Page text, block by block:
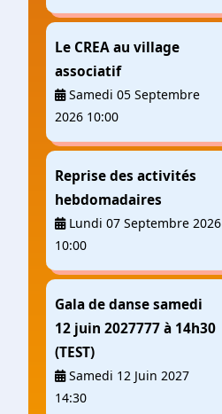
Le CREA au village
associatif
Samedi 05 Septembre
2026 10:00
Reprise des activités
hebdomadaires
Lundi 07 Septembre 2026
10:00
Gala de danse samedi
12 juin 2027777 à 14h30
(TEST)
Samedi 12 Juin 2027
14:30